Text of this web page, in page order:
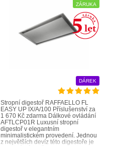
ZÁRUKA
DÁREK
Stropní digestoř RAFFAELLO FL
EASY UP IX/A/100 Příslušenství za
1 670 Kč zdarma Dálkové ovládání
AFTLCP01R Luxusní stropní
digestoř v elegantním
minimalistickém provedení. Jednou
z největších devíz této digestoře je